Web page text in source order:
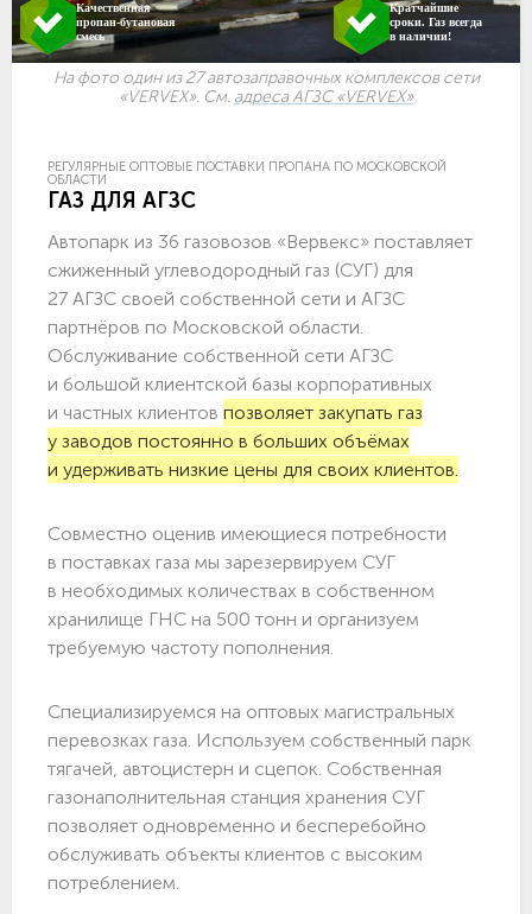
Качественная
пропан-бутановая
смесь
Кратчайшие
сроки. Газ всегда
в наличии!
На фото один из 27 автозаправочных комплексов сети
«VERVEX». См. адреса АГЗС «VERVEX»
РЕГУЛЯРНЫЕ ОПТОВЫЕ ПОСТАВКИ ПРОПАНА ПО МОСКОВСКОЙ
ОБЛАСТИ
ГАЗ ДЛЯ АГЗС
Автопарк из 36 газовозов «Вервекс» поставляет
сжиженный углеводородный газ (СУГ) для
27 АГЗС своей собственной сети и АГЗС
партнёров по Московской области.
Обслуживание собственной сети АГЗС
и большой клиентской базы корпоративных
и частных клиентов позволяет закупать газ
у заводов постоянно в больших объёмах
и удерживать низкие цены для своих клиентов.
Совместно оценив имеющиеся потребности
в поставках газа мы зарезервируем СУГ
в необходимых количествах в собственном
хранилище ГНС на 500 тонн и организуем
требуемую частоту пополнения.
Специализируемся на оптовых магистральных
перевозках газа. Используем собственный парк
тягачей, автоцистерн и сцепок. Собственная
газонаполнительная станция хранения СУГ
позволяет одновременно и бесперебойно
обслуживать объекты клиентов с высоким
потреблением.